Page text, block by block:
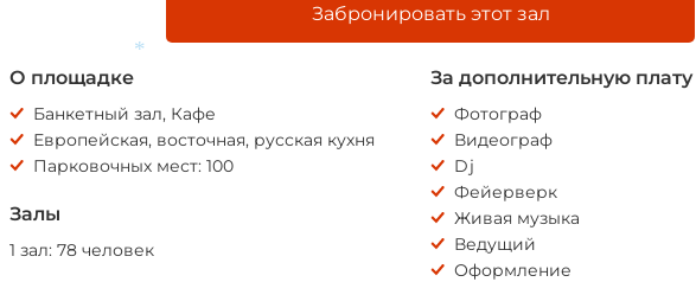
Забронировать этот зал
О площадке
Банкетный зал, Кафе
Европейская, восточная, русская кухня
Парковочных мест: 100
Залы
1 зал: 78 человек
За дополнительную плату
Фотограф
Видеограф
Dj
Фейерверк
Живая музыка
Ведущий
Оформление
*
*
*